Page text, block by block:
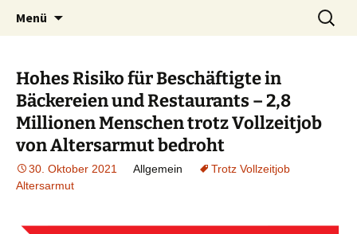
gewerkschaftsforum.de
ein Forum für Gewerkschafterinnen und
Gewerkschafter, die etwas zu sagen haben
Menü
Suchen
nach:
Hohes Risiko für Beschäftigte in
Bäckereien und Restaurants – 2,8
Millionen Menschen trotz Vollzeitjob
von Altersarmut bedroht
30. Oktober 2021 Allgemein
Trotz Vollzeitjob
Altersarmut